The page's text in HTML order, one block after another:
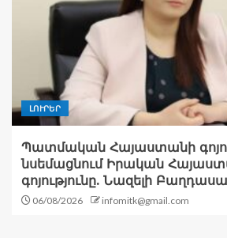
ԼՈՒՐԵՐ
Պատմական Հայաստանի
նսեմացնում Իրական
գոյությունը. Նազելի
06/08/2026 infomitk@gmail.com